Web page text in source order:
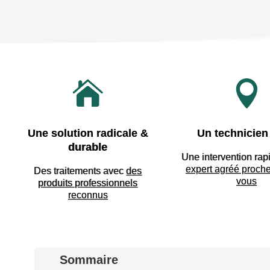

Une solution radicale &
durable
Des traitements avecdes
produits professionnels
reconnus

Un
Une intervention
expert agréé
vous
Sommaire